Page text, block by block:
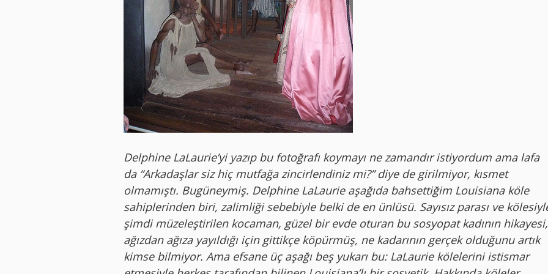
Delphine LaLaurie’yi yazıp bu fotoğrafı koymayı ne zamandır istiyordum ama lafa
da “Arkadaşlar siz hiç mutfağa zincirlendiniz mi?” diye de girilmiyor, kısmet
olmamıştı. Bugüneymiş. Delphine LaLaurie aşağıda bahsettiğim Louisiana köle
sahiplerinden biri, zalimliği sebebiyle belki de en ünlüsü. Sayısız parası ve
şimdi müzeleştirilen kocaman, güzel bir evde oturan bu sosyopat kadının hikayesi,
ağızdan ağıza yayıldığı için gittikçe köpürmüş, ne kadarının gerçek olduğunu artık
kimse bilmiyor. Ama efsane üç aşağı beş yukarı bu: LaLaurie kölelerini istismar